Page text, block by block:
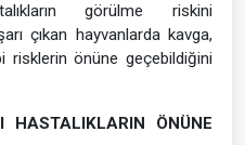
görülme riskini
çıkan hayvanlarda kavga,
risklerin önüne geçebildiğini
HASTALIKLARIN ÖNÜNE